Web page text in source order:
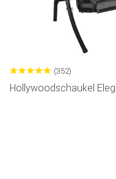
(352)
Hollywoodschaukel